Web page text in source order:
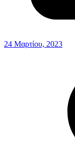
24 Μαρτίου, 2023